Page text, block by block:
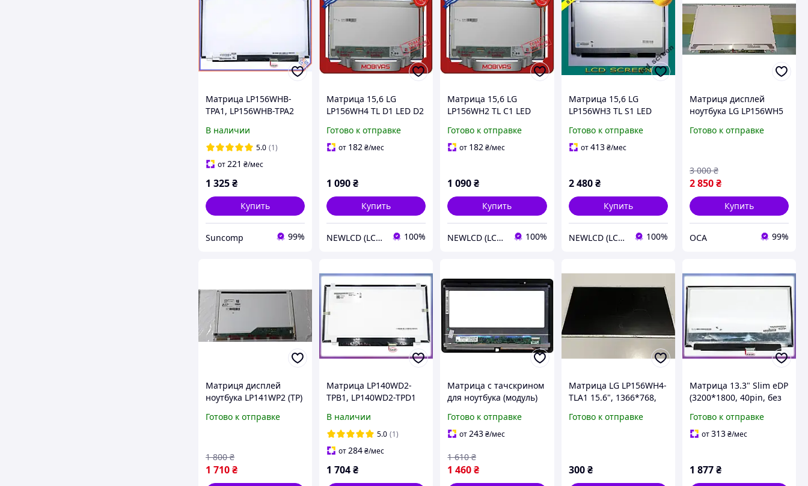
Матрица LP156WHB-
TPA1, LP156WHB-TPA2
(1366*768, 30pin, ушки
верх-низ), Глянцевая
В наличии
5.0 (1)
от221 ₴/мес
1 325₴
Купить
Suncomp 99%
Матрица 15,6 LG
LP156WH4 TL D1 LED D2
Готово к отправке
от 182₴/мес
1 090₴
Купить
NEWLCD (LCD Экраны) Официальный сайт компании 100%
Матрица 15,6 LG
LP156WH2 TL C1 LED
Impression
Готово к отправке
от 182₴/мес
1 090₴
Купить
NEWLCD (LCD Экраны) Официальный сайт компании 100%
Матрица 15,6 LG
LP156WH3 TL S1 LED
Готово к отправке
от413 ₴/мес
2 480 ₴
Купить
NEWLCD (LCD Экраны) Официальный сайт компании 100%
Матриця дисплей
ноутбука LG LP156WH5
1366*768 F2156WH5-
Готово к отправке
2 850₴
3 000 ₴
Купить
OCA 99%
Матриця дисплей
ноутбука LP141WP2 (TP)
1440x900 30 pin Dell
Готово к отправке
1 710₴
1 800 ₴
Матрица LP140WD2-
TPB1, LP140WD2-TPD1
(1600*900, 30pin, ушки
верх-низ). Матовая
В наличии
5.0 (1)
от284₴/мес
1 704₴
Матрица с тачскрином
для ноутбука (модуль)
черный
Готово к отправке
от243₴/мес
1 460₴
1 610 ₴
Матрица LG LP156WH4-
TLA1 15.6", 1366*768,
Normal дефект б/у
Готово к отправке
300 ₴
Матрица 13.3" Slim eDP
(3200*1800, 40pin, без
LP133QD1-SPA3,
Глянцевая
Готово к отправке
от313₴/мес
1 877₴